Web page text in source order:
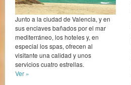
Junto a la ciudad de Valencia, y en
sus enclaves bañados por el mar
mediterráneo, los hoteles y, en
especial los spas, ofrecen al
visitante una calidad y unos
servicios cuatro estrellas.
Ver »